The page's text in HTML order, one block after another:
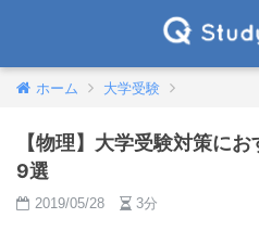
ホーム 大学受験
【物理】大学受験対策に
9選
2019/05/28 3分